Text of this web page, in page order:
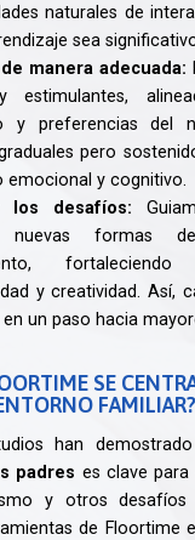
naturales de
sea
manera adecuada:
estimulantes,
y preferencias del
pero
emocional y cognitivo.
los desafíos:
nuevas formas
y creatividad. Así,
un paso hacia
SE
FAMILIAR?
han
padres es clave
y otros desafíos
de Floortime